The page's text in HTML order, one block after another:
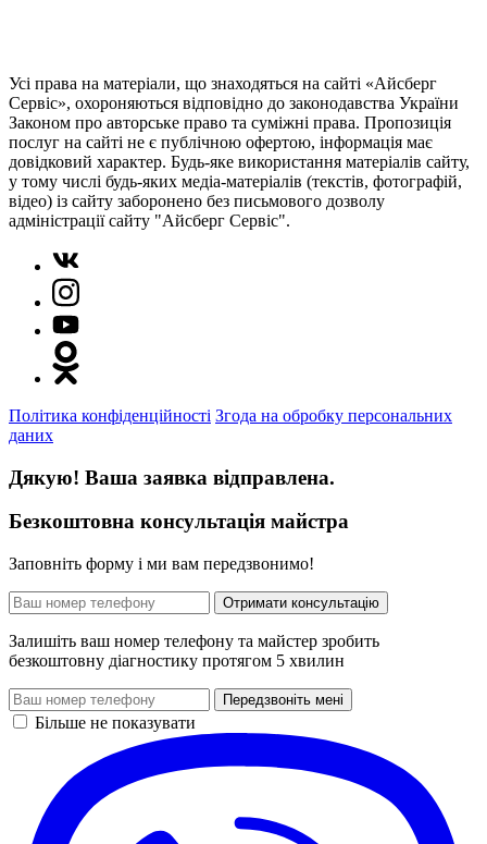
Усі права на матеріали, що знаходяться на сайті «Айсберг
Сервіс», охороняються відповідно до законодавства України
Законом про авторське право та суміжні права. Пропозиція
послуг на сайті не є публічною офертою, інформація має
довідковий характер. Будь-яке використання матеріалів сайту,
у тому числі будь-яких медіа-матеріалів (текстів, фотографій,
відео) із сайту заборонено без письмового дозволу
адміністрації сайту "Айсберг Сервіс".
Політика конфіденційності Згода на обробку персональних
даних
Дякую! Ваша заявка відправлена.
Безкоштовна консультація майстра
Заповніть форму і ми вам передзвонимо!
Отримати консультацію
Залишіть ваш номер телефону та майстер зробить
безкоштовну діагностику протягом 5 хвилин
Передзвоніть мені
Більше не показувати